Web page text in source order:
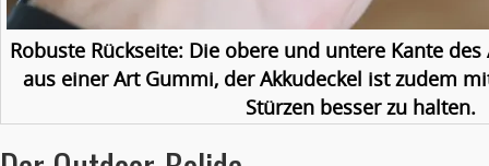
Robuste Rückseite: Die obere und untere Kante
aus einer Art Gummi, der Akkudeckel ist zudem
Stürzen besser zu halten.